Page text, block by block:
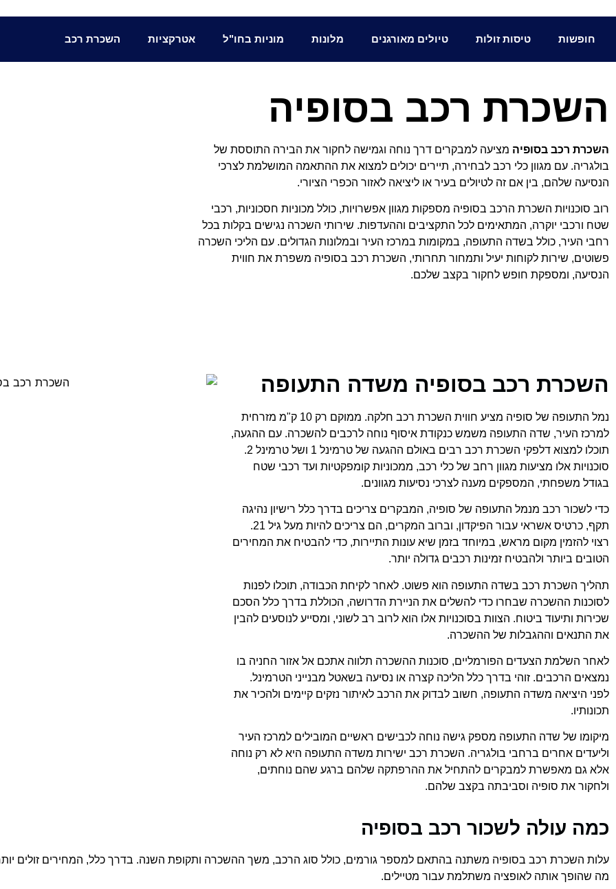
חופשות טיסות זולות טיולים מאורגנים מלונות מוניות בחו"ל אטרקציות השכרת רכב
השכרת רכב בסופיה
השכרת רכב בסופיה מציעה למבקרים דרך נוחה וגמישה לחקור את הבירה התוססת של
בולגריה. עם מגוון כלי רכב לבחירה, תיירים יכולים למצוא את ההתאמה המושלמת לצרכי
הנסיעה שלהם, בין אם זה לטיולים בעיר או ליציאה לאזור הכפרי הציורי.
רוב סוכנויות השכרת הרכב בסופיה מספקות מגוון אפשרויות, כולל מכוניות חסכוניות, רכבי
שטח ורכבי יוקרה, המתאימים לכל התקציבים וההעדפות. שירותי השכרה נגישים בקלות בכל
רחבי העיר, כולל בשדה התעופה, במקומות במרכז העיר ובמלונות הגדולים. עם הליכי השכרה
פשוטים, שירות לקוחות יעיל ותמחור תחרותי, השכרת רכב בסופיה משפרת את חווית
הנסיעה, ומספקת חופש לחקור בקצב שלכם.
השכרת רכב בסופיה משדה התעופה
נמל התעופה של סופיה מציע חווית השכרת רכב חלקה. ממוקם רק 10 ק"מ מזרחית
למרכז העיר, שדה התעופה משמש כנקודת איסוף נוחה לרכבים להשכרה. עם ההגעה,
תוכלו למצוא דלפקי השכרת רכב רבים באולם ההגעה של טרמינל 1 ושל טרמינל 2.
סוכנויות אלו מציעות מגוון רחב של כלי רכב, ממכוניות קומפקטיות ועד רכבי שטח
בגודל משפחתי, המספקים מענה לצרכי נסיעות מגוונים.
כדי לשכור רכב מנמל התעופה של סופיה, המבקרים צריכים בדרך כלל רישיון נהיגה
תקף, כרטיס אשראי עבור הפיקדון, וברוב המקרים, הם צריכים להיות מעל גיל 21.
רצוי להזמין מקום מראש, במיוחד בזמן שיא עונות התיירות, כדי להבטיח את המחירים
הטובים ביותר ולהבטיח זמינות רכבים גדולה יותר.
תהליך השכרת רכב בשדה התעופה הוא פשוט. לאחר לקיחת הכבודה, תוכלו לפנות
לסוכנות ההשכרה שבחרו כדי להשלים את הניירת הדרושה, הכוללת בדרך כלל הסכם
שכירות ותיעוד ביטוח. הצוות בסוכנויות אלו הוא לרוב רב לשוני, ומסייע לנוסעים להבין
את התנאים וההגבלות של ההשכרה.
לאחר השלמת הצעדים הפורמליים, סוכנות ההשכרה תלווה אתכם אל אזור החניה בו
נמצאים הרכבים. זוהי בדרך כלל הליכה קצרה או נסיעה בשאטל מבנייני הטרמינל.
לפני היציאה משדה התעופה, חשוב לבדוק את הרכב לאיתור נזקים קיימים ולהכיר את
תכונותיו.
מיקומו של שדה התעופה מספק גישה נוחה לכבישים ראשיים המובילים למרכז העיר
וליעדים אחרים ברחבי בולגריה. השכרת רכב ישירות משדה התעופה היא לא רק נוחה
אלא גם מאפשרת למבקרים להתחיל את ההרפתקה שלהם ברגע שהם נוחתים,
ולחקור את סופיה וסביבתה בקצב שלהם.
כמה עולה לשכור רכב בסופיה
עלות השכרת רכב בסופיה משתנה בהתאם למספר גורמים, כולל סוג הרכב, משך ההשכרה ותקופת השנה. בדרך כלל, המחירים זולים
מה שהופך אותה לאופציה משתלמת עבור מטיילים.